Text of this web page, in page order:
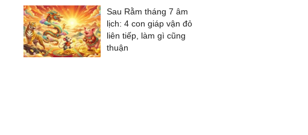
Sau Rằm tháng 7 âm
lịch: 4 con giáp vận đỏ
liên tiếp, làm gì cũng
thuận